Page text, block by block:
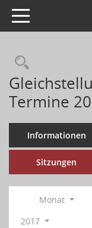
Toggle navigation
Termine
Informationen
Sitzungen
Monat
2017